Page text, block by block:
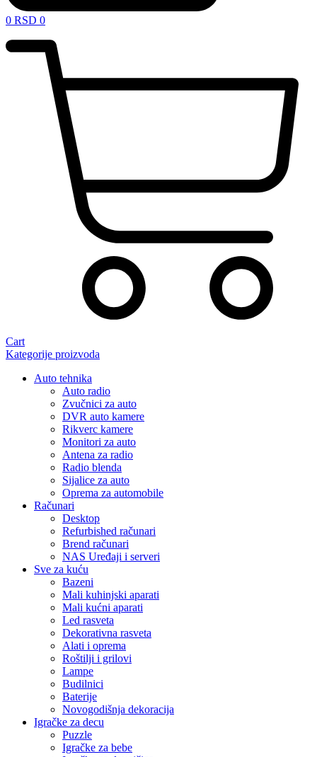
0 RSD 0
Cart
Kategorije proizvoda
Auto tehnika
Auto radio
Zvučnici za auto
DVR auto kamere
Rikverc kamere
Monitori za auto
Antena za radio
Radio blenda
Sijalice za auto
Oprema za automobile
Računari
Desktop
Refurbished računari
Brend računari
NAS Uređaji i serveri
Sve za kuću
Bazeni
Mali kuhinjski aparati
Mali kućni aparati
Led rasveta
Dekorativna rasveta
Alati i oprema
Roštilji i grilovi
Lampe
Budilnici
Baterije
Novogodišnja dekoracija
Igračke za decu
Puzzle
Igračke za bebe